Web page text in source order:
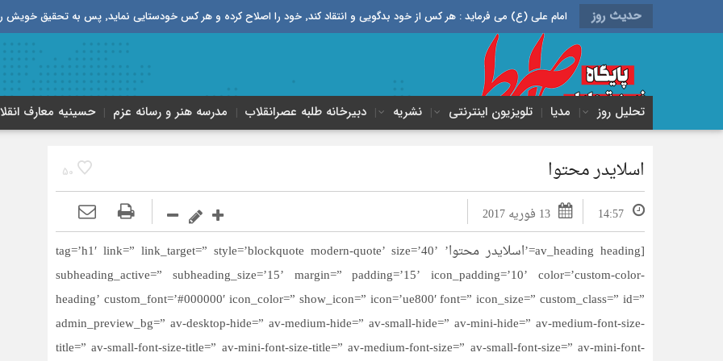
حدیث روز امام علی (ع) می فرماید : هر کس از خود بدگویی و انتقاد کند٬ خود را اصلاح کرده و هر کس خودستایی نماید٬ پس به تحقیق خویش را تباه نموده است.
تحلیل روز مدیا تلویزیون اینترنتی نشریه دبیرخانه طلبه‌ عصر‌انقلاب مدرسه هنر و رسانه عزم حسینیه معارف
50 اسلایدر محتوا
14:57 13 فوریه 2017
[av_heading heading=’اسلایدر محتوا’ tag=’h1′ link=” link_target=” style=’blockquote modern-quote’ size=’40’
subheading_active=” subheading_size=’15’ margin=” padding=’15’ icon_padding=’10’ color=’custom-color-
heading’ custom_font=’#000000′ icon_color=” show_icon=” icon=’ue800′ font=” icon_size=” custom_class=” id=”
admin_preview_bg=” av-desktop-hide=” av-medium-hide=” av-small-hide=” av-mini-hide=” av-medium-font-size-
title=” av-small-font-size-title=” av-mini-font-size-title=” av-medium-font-size=” av-small-font-size=” av-mini-font-